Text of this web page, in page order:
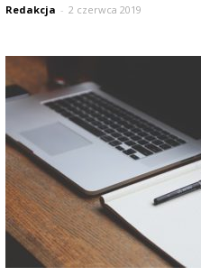
Redakcja - 2 czerwca 2019